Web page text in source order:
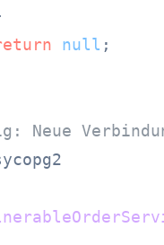
null ;
Neue